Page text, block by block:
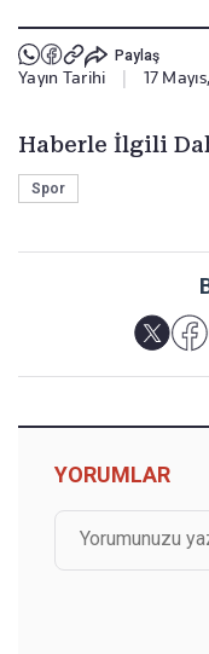
Paylaş
Yayın Tarihi | 17
Haberle İlgili
Spor
YORUMLAR